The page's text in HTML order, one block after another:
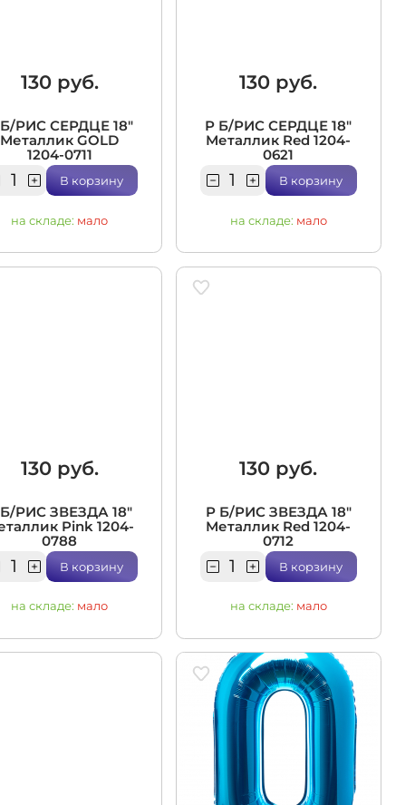
130 руб.
РИС СЕРДЦЕ 18"
Металлик GOLD
1204-0711
В корзину
на складе: мало
130 руб.
Р Б/РИС СЕРДЦЕ 18"
Металлик Red 1204-
0621
В корзину
на складе: мало
130 руб.
РИС ЗВЕЗДА 18"
Pink 1204-
0788
В корзину
на складе: мало
130 руб.
Р Б/РИС ЗВЕЗДА 18"
Металлик Red 1204-
0712
В корзину
на складе: мало